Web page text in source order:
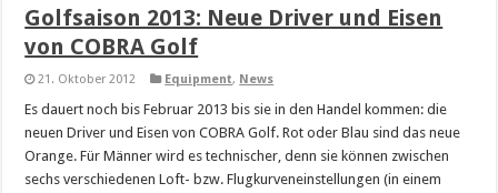
Golfsaison 2013: Neue Driver und Eisen
von COBRA Golf
21. Oktober 2012 Equipment, News
Es dauert noch bis Februar 2013 bis sie in den Handel kommen: die
neuen Driver und Eisen von COBRA Golf. Rot oder Blau sind das neue
Orange. Für Männer wird es technischer, denn sie können zwischen
sechs verschiedenen Loft- bzw. Flugkurveneinstellungen (in einem